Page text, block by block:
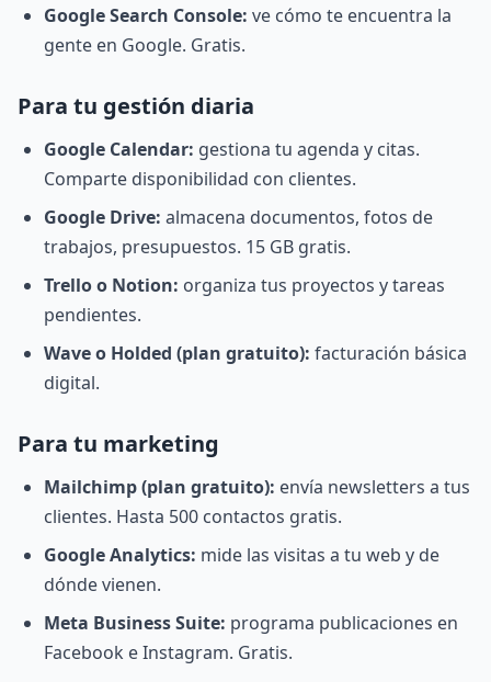
Google Search Console: ve cómo te encuentra la
gente en Google. Gratis.
Para tu gestión diaria
Google Calendar: gestiona tu agenda y citas.
Comparte disponibilidad con clientes.
Google Drive: almacena documentos, fotos de
trabajos, presupuestos. 15 GB gratis.
Trello o Notion: organiza tus proyectos y tareas
pendientes.
Wave o Holded (plan gratuito): facturación básica
digital.
Para tu marketing
Mailchimp (plan gratuito): envía newsletters a tus
clientes. Hasta 500 contactos gratis.
Google Analytics: mide las visitas a tu web y de
dónde vienen.
Meta Business Suite: programa publicaciones en
Facebook e Instagram. Gratis.